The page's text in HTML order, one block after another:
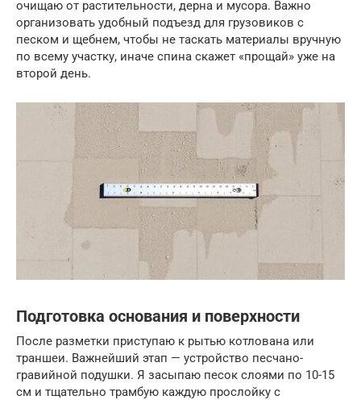
очищаю от растительности, дерна и мусора. Важно
организовать удобный подъезд для грузовиков с
песком и щебнем, чтобы не таскать материалы вручную
по всему участку, иначе спина скажет «прощай» уже на
второй день.
Подготовка основания и поверхности
После разметки приступаю к рытью котлована или
траншеи. Важнейший этап — устройство песчано-
гравийной подушки. Я засыпаю песок слоями по 10-15
см и тщательно трамбую каждую прослойку с